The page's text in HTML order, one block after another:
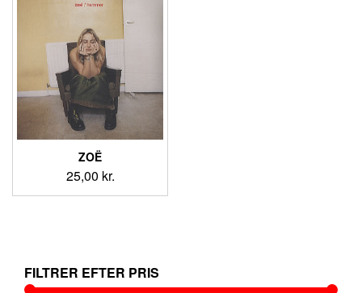
ZOË
25,00 kr.
FILTRER EFTER PRIS